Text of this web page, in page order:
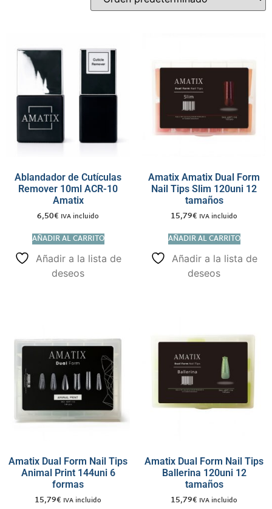
Ablandador de Cutículas
Remover 10ml ACR-10
Amatix
6,50€ IVA incluido
AÑADIR AL CARRITO
Añadir a la lista de
deseos
Amatix Amatix Dual Form
Nail Tips Slim 120uni 12
tamaños
15,79€ IVA incluido
AÑADIR AL CARRITO
Añadir a la lista de
deseos
Amatix Dual Form Nail Tips
Animal Print 144uni 6
formas
15,79€ IVA incluido
Amatix Dual Form Nail Tips
Ballerina 120uni 12
tamaños
15,79€ IVA incluido